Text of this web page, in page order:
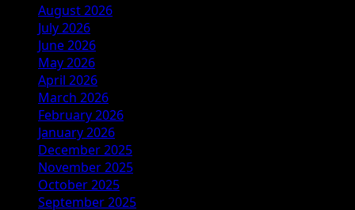
August 2026
July 2026
June 2026
May 2026
April 2026
March 2026
February 2026
January 2026
December 2025
November 2025
October 2025
September 2025